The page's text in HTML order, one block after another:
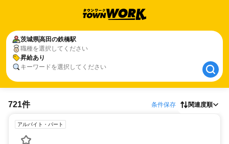
茨城県高田の鉄橋駅
職種を選択してください
昇給あり
キーワードを選択してください
茨城県高田の鉄橋駅
昇給あり
721件 条件保存 関連度順
アルバイト・パート